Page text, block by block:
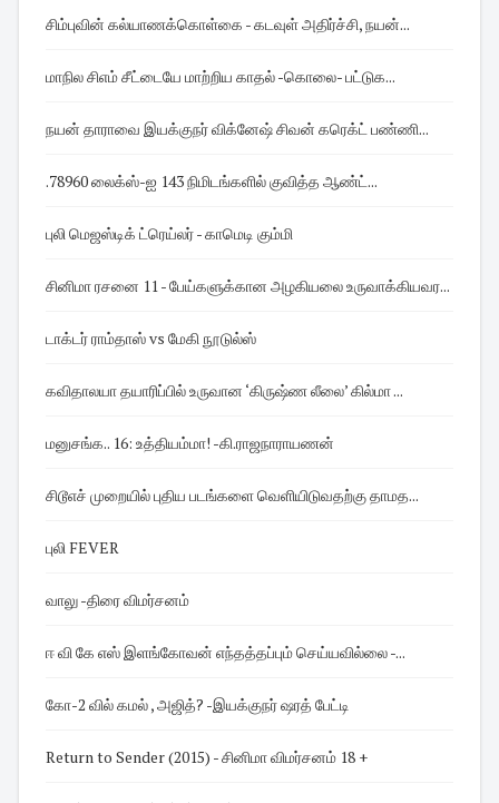
சிம்புவின் கல்யாணக்கொள்கை - கடவுள் அதிர்ச்சி, நயன்...
மாநில சிஎம் சீட்டையே மாற்றிய காதல் -கொலை- பட்டுக...
நயன் தாராவை இயக்குநர் விக்னேஷ் சிவன் கரெக்ட் பண்ணி...
.78960 லைக்ஸ்-ஐ 143 நிமிடங்களில் குவித்த ஆண்ட்...
புலி மெஜஸ்டிக் ட்ரெய்லர் - காமெடி கும்மி
சினிமா ரசனை 11 - பேய்களுக்கான அழகியலை உருவாக்கியவர...
டாக்டர் ராம்தாஸ் vs மேகி நூடுல்ஸ்
கவிதாலயா தயாரிப்பில் உருவான ‘கிருஷ்ண லீலை’ கில்மா ...
மனுசங்க.. 16: உத்தியம்மா! -கி.ராஜநாராயணன்
சிடூஎச் முறையில் புதிய படங்களை வெளியிடுவதற்கு தாமத...
புலி FEVER
வாலு -திரை விமர்சனம்
ஈ வி கே எஸ் இளங்கோவன் எந்தத்தப்பும் செய்யவில்லை -...
கோ-2 வில் கமல் , அஜித்? -இயக்குநர் ஷரத் பேட்டி
Return to Sender (2015) - சினிமா விமர்சனம் 18 +